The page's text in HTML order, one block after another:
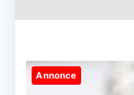
Annonce